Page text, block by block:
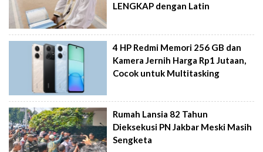
LENGKAP dengan Latin
4 HP Redmi Memori 256 GB dan
Kamera Jernih Harga Rp1 Jutaan,
Cocok untuk Multitasking
Rumah Lansia 82 Tahun
Dieksekusi PN Jakbar Meski Masih
Sengketa